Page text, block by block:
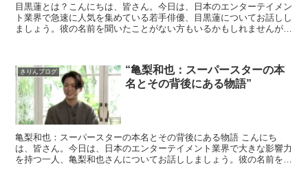
目黒蓮とは？こんにちは、皆さん。今日は、日本のエンターテイメン
ト業界で急速に人気を集めている若手俳優、目黒蓮についてお話しし
ましょう。彼の名前を聞いたことがない方もいるかもしれませんが、
きりんブログ
“亀梨和也：スーパースターの本
名とその背後にある物語”
亀梨和也：スーパースターの本名とその背後にある物語 こんにち
は、皆さん。今日は、日本のエンターテイメント業界で大きな影響力
を持つ一人、亀梨和也さんについてお話ししましょう。彼の名前を聞